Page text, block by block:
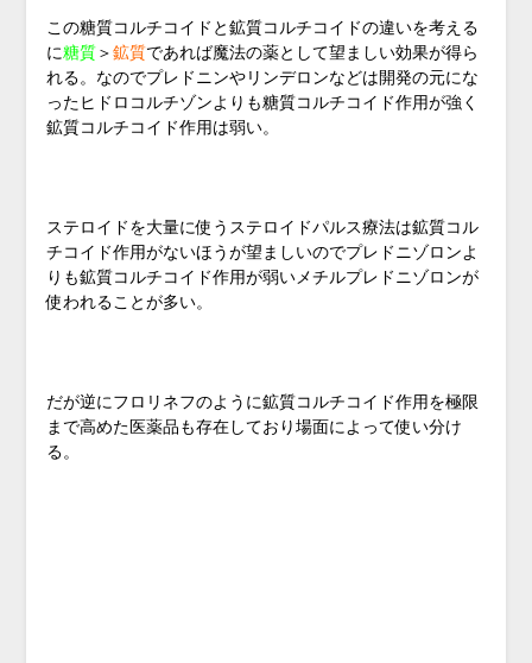
この糖質コルチコイドと鉱質コルチコイドの違いを考える
に糖質＞鉱質であれば魔法の薬として望ましい効果が得ら
れる。なのでプレドニンやリンデロンなどは開発の元にな
ったヒドロコルチゾンよりも糖質コルチコイド作用が強く
鉱質コルチコイド作用は弱い。
ステロイドを大量に使うステロイドパルス療法は鉱質コル
チコイド作用がないほうが望ましいのでプレドニゾロンよ
りも鉱質コルチコイド作用が弱いメチルプレドニゾロンが
使われることが多い。
だが逆にフロリネフのように鉱質コルチコイド作用を極限
まで高めた医薬品も存在しており場面によって使い分け
る。